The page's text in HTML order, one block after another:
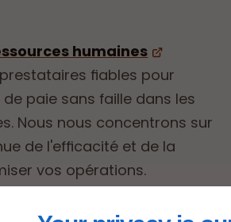
humaines
fiables pour
paie sans faille dans les
Nous nous concentrons sur
de l'efficacité et de la
vos opérations.